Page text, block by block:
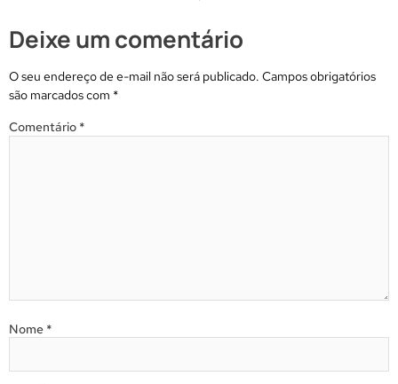
Deixe um comentário
O seu endereço de e-mail não será publicado. Campos obrigatórios
são marcados com *
Comentário *
Nome *